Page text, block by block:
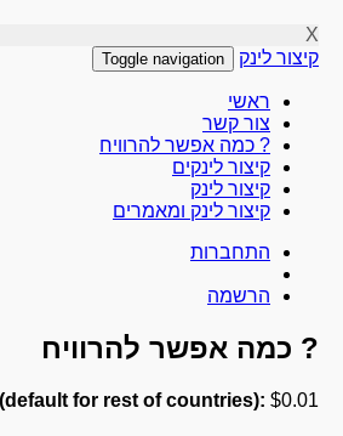
X
קיצור לינק
Toggle navigation
ראשי
צור קשר
? כמה אפשר להרוויח
קיצור לינקים
קיצור לינק
קיצור לינק ומאמרים
התחברות
הרשמה
? כמה אפשר להרוויח
for rest of countries): $0.01